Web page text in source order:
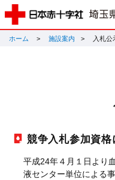
ホーム 施設案内 入札公
競争入札参加資
平成24年４月１日より
液センター単位による